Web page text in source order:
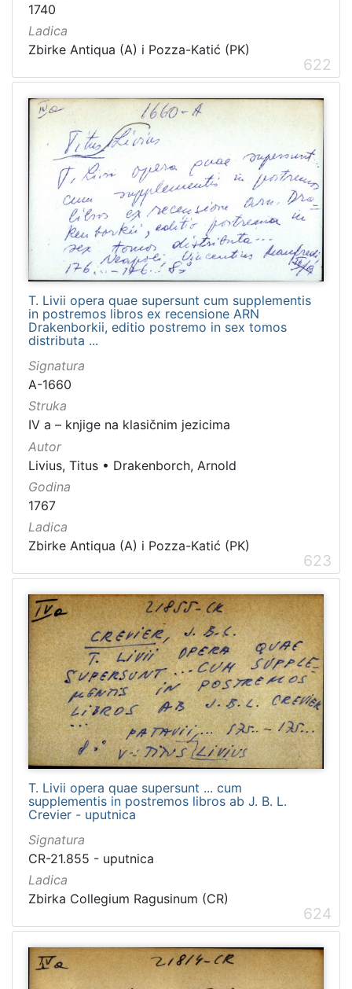
1740
Ladica
Zbirke Antiqua (A) i Pozza-Katić (PK)
622
T. Livii opera quae supersunt cum supplementis
in postremos libros ex recensione ARN
Drakenborkii, editio postremo in sex tomos
distributa ...
Signatura
A-1660
Struka
IV a – knjige na klasičnim jezicima
Autor
Livius, Titus • Drakenborch, Arnold
Godina
1767
Ladica
Zbirke Antiqua (A) i Pozza-Katić (PK)
623
T. Livii opera quae supersunt ... cum
supplementis in postremos libros ab J. B. L.
Crevier - uputnica
Signatura
CR-21.855 - uputnica
Ladica
Zbirka Collegium Ragusinum (CR)
624